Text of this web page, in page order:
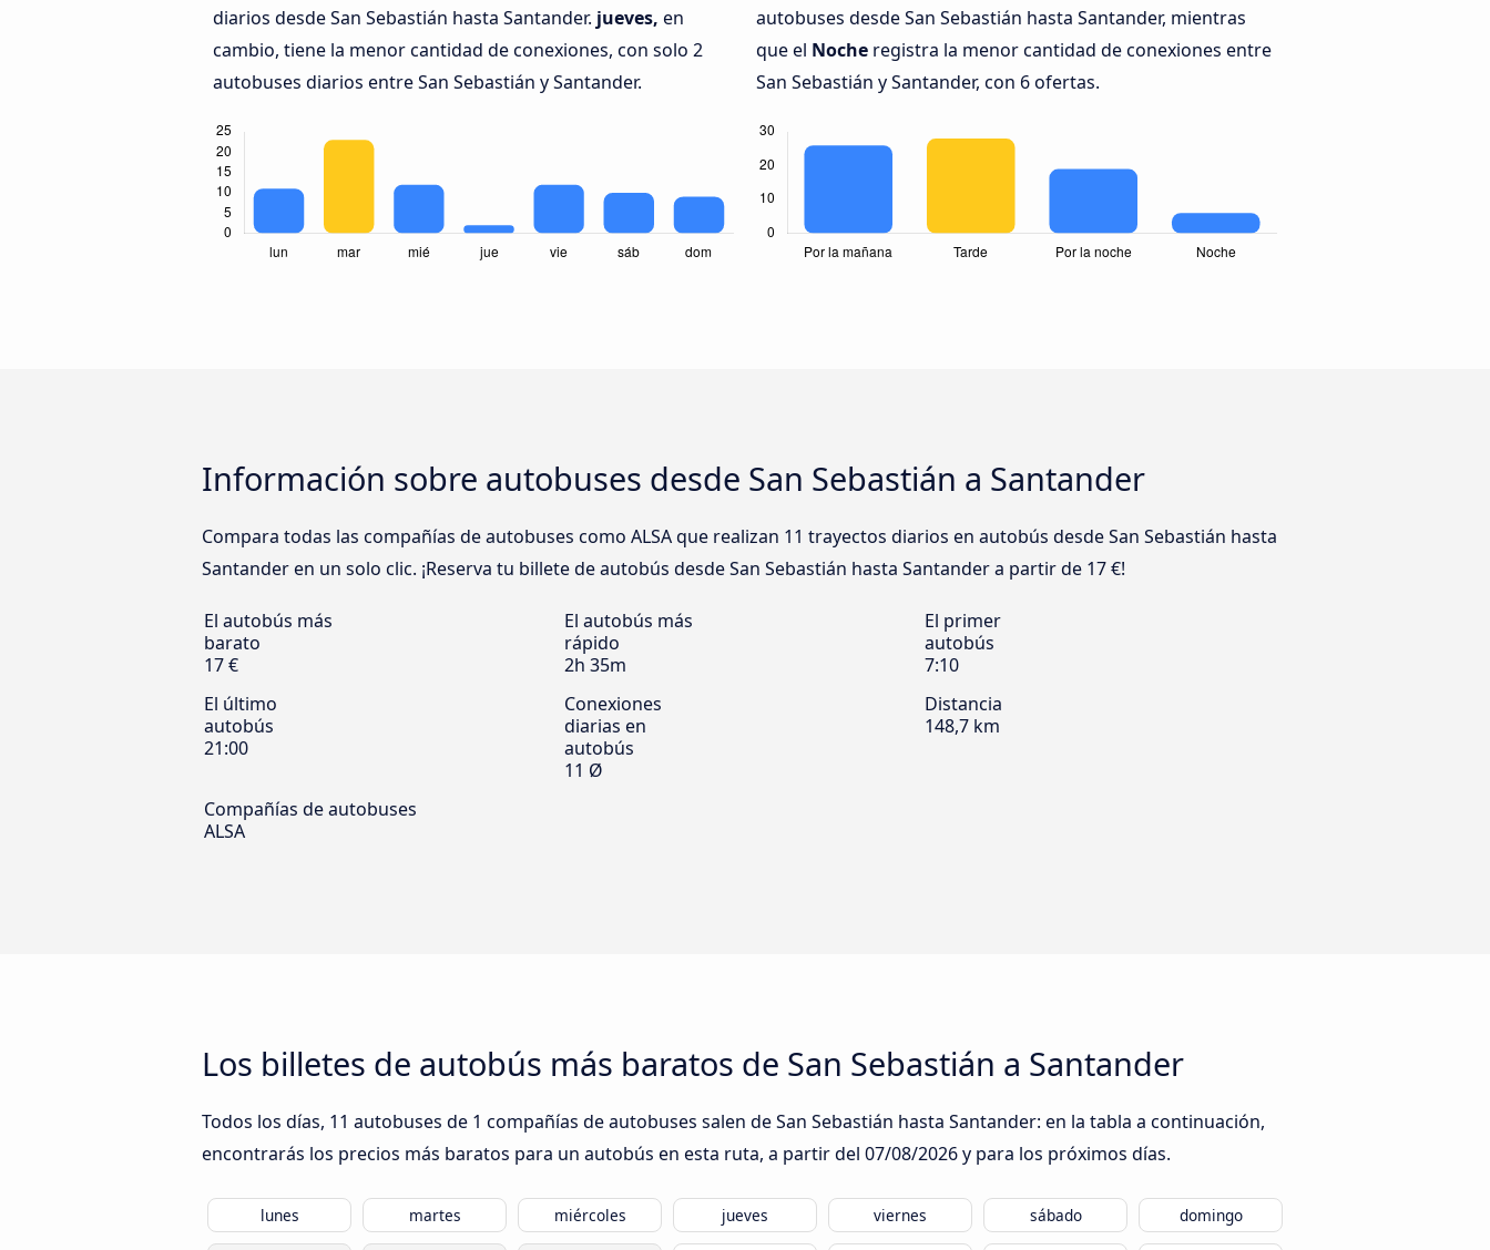
diarios desde San Sebastián hasta Santander. jueves, en
cambio, tiene la menor cantidad de conexiones, con solo 2
autobuses diarios entre San Sebastián y Santander.
autobuses desde San Sebastián hasta Santander, mientras
que el Noche registra la menor cantidad de conexiones entre
San Sebastián y Santander, con 6 ofertas.
Información sobre autobuses desde San Sebastián a Santander
Compara todas las compañías de autobuses como ALSA que realizan 11 trayectos diarios en autobús desde San Sebastián hasta
Santander en un solo clic. ¡Reserva tu billete de autobús desde San Sebastián hasta Santander a partir de 17 €!
El autobús más
barato
17 €
El autobús más
rápido
2h 35m
El primer
autobús
7:10
El último
autobús
21:00
Conexiones
diarias en
autobús
11 Ø
Distancia
148,7 km
Compañías de autobuses
ALSA
Los billetes de autobús más baratos de San Sebastián a Santander
Todos los días, 11 autobuses de 1 compañías de autobuses salen de San Sebastián hasta Santander: en la tabla a continuación,
encontrarás los precios más baratos para un autobús en esta ruta, a partir del 07/08/2026y para los próximos días.
lunes martes miércoles jueves viernes sábado domingo